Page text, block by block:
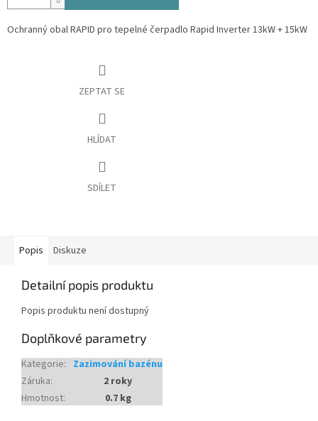
Ochranný obal RAPID pro tepelné čerpadlo Rapid Inverter 13kW + 15kW
ZEPTAT SE
HLÍDAT
SDÍLET
Popis Diskuze
Detailní popis produktu
Popis produktu není dostupný
Doplňkové parametry
Kategorie: Zazimování bazénu
Záruka:
2 roky
Hmotnost: 0.7 kg